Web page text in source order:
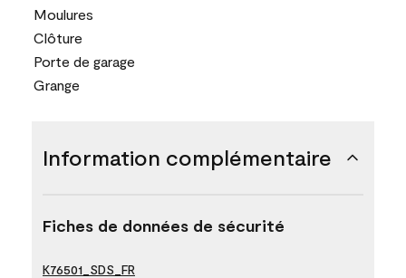
Moulures
Clôture
Porte de garage
Grange
Information complémentaire
Fiches de données de sécurité
K76501_SDS_FR